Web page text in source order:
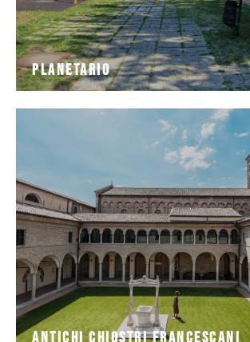
Planetario
Antichi Chiostri Francescani
Antichi Chiostri Francescani
Adiacente alla tomba di Dante, il
monumentale degli ANTICHI CHIOSTRI
FRANCESCANI è un angolo di pace e
nel cuore del centro storico